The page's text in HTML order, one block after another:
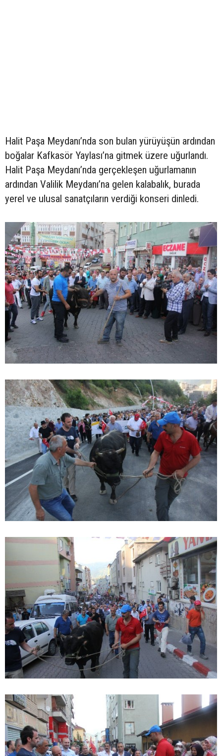
Halit Paşa Meydanı’nda son bulan yürüyüşün ardından
boğalar Kafkasör Yaylası’na gitmek üzere uğurlandı.
Halit Paşa Meydanı’nda gerçekleşen uğurlamanın
ardından Valilik Meydanı’na gelen kalabalık, burada
yerel ve ulusal sanatçıların verdiği konseri dinledi.